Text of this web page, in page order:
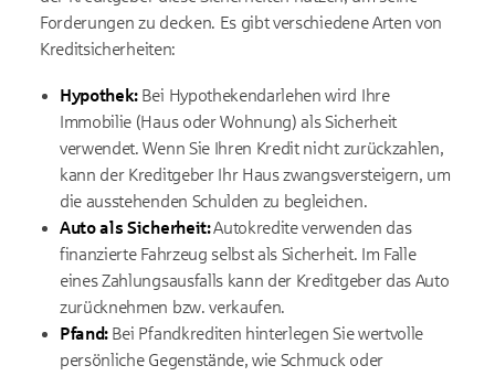
Forderungen zu decken. Es gibt verschiedene Arten von
Kreditsicherheiten:
Hypothek: Bei Hypothekendarlehen wird Ihre
Immobilie (Haus oder Wohnung) als Sicherheit
verwendet. Wenn Sie Ihren Kredit nicht zurückzahlen,
kann der Kreditgeber Ihr Haus zwangsversteigern, um
die ausstehenden Schulden zu begleichen.
Auto als Sicherheit:Autokredite verwenden das
finanzierte Fahrzeug selbst als Sicherheit. Im Falle
eines Zahlungsausfalls kann der Kreditgeber das Auto
zurücknehmen bzw. verkaufen.
Pfand: Bei Pfandkrediten hinterlegen Sie wertvolle
persönliche Gegenstände, wie Schmuck oder